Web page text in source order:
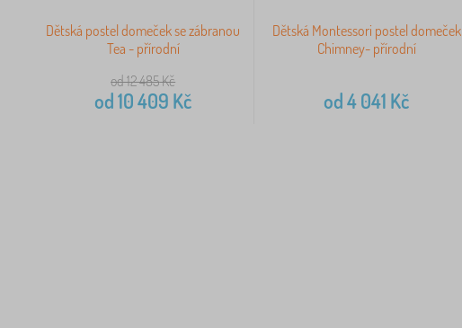
Dětská postel domeček se zábranou
Tea - přírodní
od 12 485Kč
od10 409 Kč
Dětská Montessori postel domeček
Chimney- přírodní
od4 041 Kč